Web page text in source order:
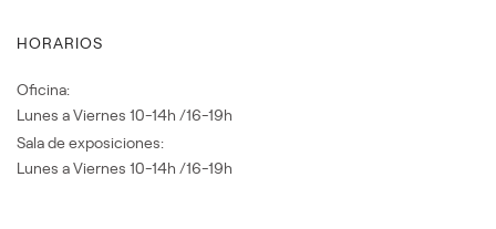
HORARIOS
Oficina:
Lunes a Viernes 10-14h /16-19h
Sala de exposiciones:
Lunes a Viernes 10-14h /16-19h